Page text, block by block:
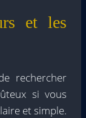
et les
rechercher
si vous
et simple.